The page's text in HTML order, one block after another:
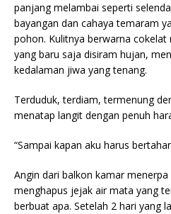
panjang melambai seperti
bayangan dan cahaya temaram
pohon. Kulitnya berwarna
yang baru saja disiram hujan,
kedalaman jiwa yang tenang.
Terduduk, terdiam, termenung
menatap langit dengan penuh
“Sampai kapan aku harus
Angin dari balkon kamar
menghapus jejak air mata yang
berbuat apa. Setelah 2 hari yang